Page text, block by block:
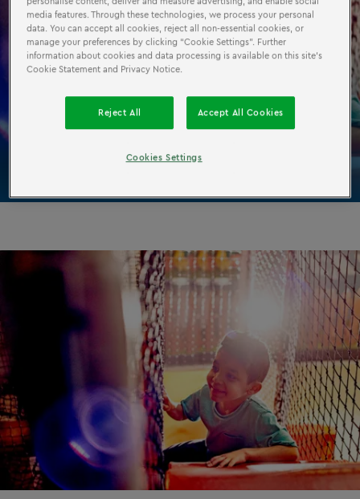
PIRATENEILAND - SOFT
PLAY
media features. Through these technologies, we process your personal
data. You can accept all cookies, reject all non-essential cookies, or
manage your preferences by clicking “Cookie Settings”. Further
information about cookies and data processing is available on this site’s
Cookie Statement and Privacy Notice.
Reject All Accept All Cookies
Cookies Settings